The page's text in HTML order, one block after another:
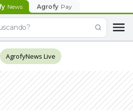
News Agrofy Pay
AgrofyNews Live